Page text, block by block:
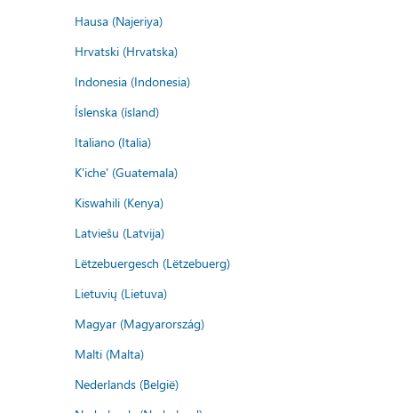
Hausa (Najeriya)
Hrvatski (Hrvatska)
Indonesia (Indonesia)
Íslenska (ísland)
Italiano (Italia)
K'iche' (Guatemala)
Kiswahili (Kenya)
Latviešu (Latvija)
Lëtzebuergesch (Lëtzebuerg)
Lietuvių (Lietuva)
Magyar (Magyarország)
Malti (Malta)
Nederlands (België)